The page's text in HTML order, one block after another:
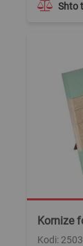
Shto
Kornize
Kodi: